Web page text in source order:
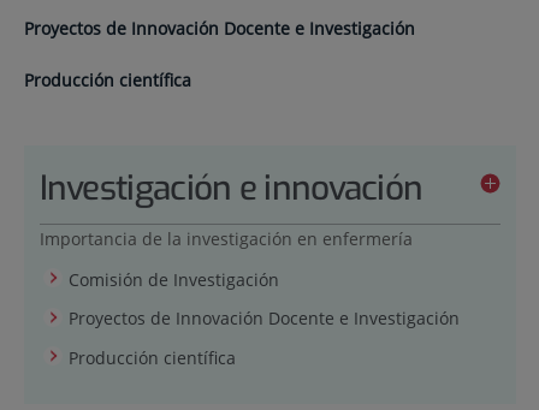
Proyectos de Innovación Docente e Investigación
Producción científica
Investigación e innovación
Importancia de la investigación en enfermería
Comisión de Investigación
Proyectos de Innovación Docente e Investigación
Producción científica